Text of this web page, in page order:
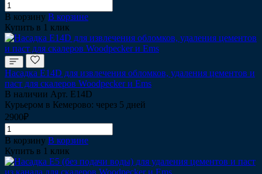
В корзину В корзине
Купить в 1 клик
Насадка Е14D для извлечения обломков, удаления цементов и
паст для скалеров Woodpecker и Ems
В наличии Арт. Е14D
Курьером в Кемерово: через 5 дней
2900₽
В корзину В корзине
Купить в 1 клик